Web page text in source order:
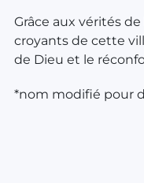
Grâce aux vérités
croyants de cette
de Dieu et le
*nom modifié pour